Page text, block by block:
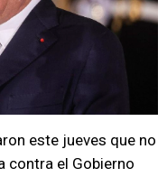
este jueves que no
contra el Gobierno